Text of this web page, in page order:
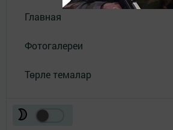
Главная
Фотогалереи
Төрле темалар